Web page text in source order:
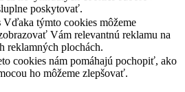
poskytovať.
Vďaka týmto cookies môžeme
Vám relevantnú reklamu na
reklamných plochách.
cookies nám pomáhajú pochopiť, ako
ho môžeme zlepšovať.